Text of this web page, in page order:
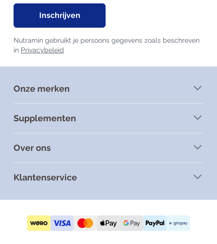
Inschrijven
Nutramin gebruikt je persoons gegevens zoals beschreven
in Privacybeleid
Onze merken
Supplementen
Over ons
Klantenservice